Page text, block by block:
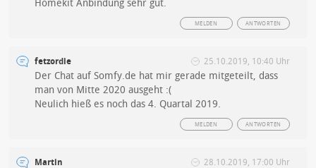
Homekit Anbindung sehr gut.
ANTWORTEN
MELDEN
fetzordie 25.10.2019, 10:40 Uhr
Der Chat auf Somfy.de hat mir gerade mitgeteilt, dass
man von Mitte 2020 ausgeht :(
Neulich hieß es noch das 4. Quartal 2019.
ANTWORTEN
MELDEN
Martin 28.10.2019, 17:00 Uhr